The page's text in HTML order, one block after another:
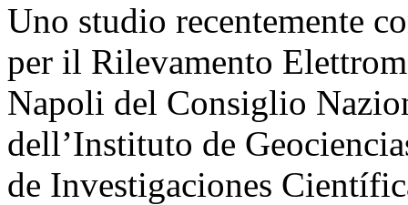
Uno studio recentemente
per il Rilevamento
Napoli del Consiglio
dell’Instituto de
de Investigaciones